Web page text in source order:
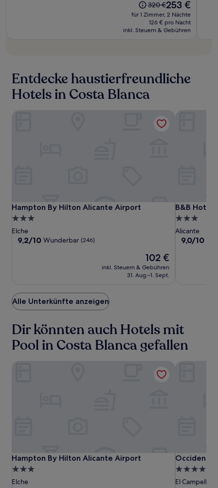
Der
Preis
betrug
320 €
320 €Der
Preis
beträgt
253 €
253 €
für 1 Zimmer, 2 Nächte
126 € pro Nacht
inkl. Steuern & Gebühren
Entdecke haustierfreundliche
Hotels in Costa Blanca
Hampton
By
Hilton
Alicante
Airport
Hampton
By
Hilton
Alicante
Airport
Hampton By Hilton Alicante Airport
Hampton By Hilton Alicante Airport
3.0-
Sterne-
Unterkunft
Elche
9.2
9,2/10 Wunderbar (246)
Der
Preis
beträgt
102 €
inkl. Steuern & Gebühren
31. Aug.–1. Sept.
Hampton By Hilton Alicante Airport
B&B
Hotel
Alicante
Aeropuerto
B&B Hotel
B&B Hotel
3.0-
Sterne-
Unterkunft
Alicante
9.0
9,0/10
B&B Hotel
Alle Unterkünfte anzeigen
Dir könnten auch Hotels mit
Pool in Costa Blanca gefallen
Hampton
By
Hilton
Hampton
By
Hilton
Hampton By Hilton Alicante Airport
Hampton By Hilton Alicante Airport
3.0-
Sterne-
Elche
Hampton By Hilton Alicante Airport
Occidental
Pueblo
Acantilado
Occidental
Occidental
4.0-
Sterne-
El Campello
Occidental